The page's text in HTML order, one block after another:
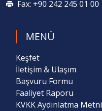
Fax: +90 242 245 01 00
MENÜ
Keşfet
İletişim & Ulaşım
Başvuru Formu
Faaliyet Raporu
KVKK Aydınlatma Metni